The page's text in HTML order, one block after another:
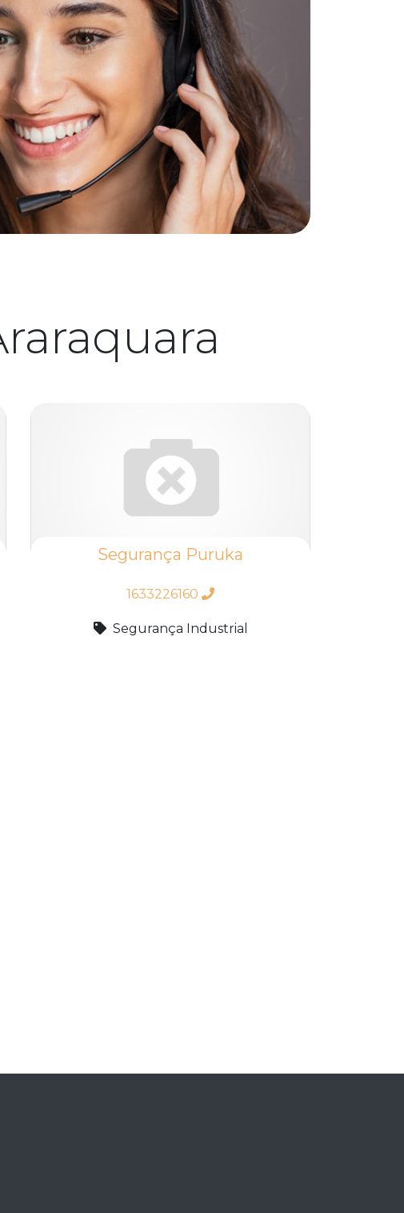
Segurança Puruka
1633226160
Segurança Industrial